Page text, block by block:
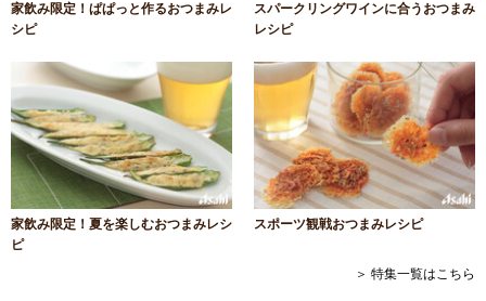
家飲み限定！ぱぱっと作るおつまみレ
シピ
スパークリングワインに合うおつまみ
レシピ
家飲み限定！夏を楽しむおつまみレシ
ピ
スポーツ観戦おつまみレシピ
＞ 特集一覧はこちら